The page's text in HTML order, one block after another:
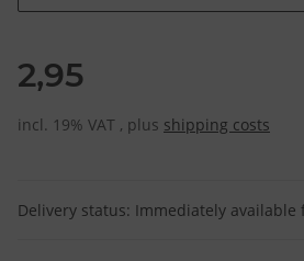
2,95
incl. 19% VAT , plus shipping costs
Delivery status: Immediately available